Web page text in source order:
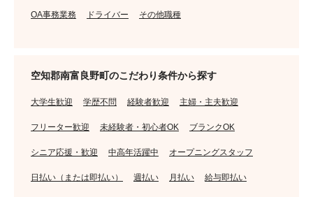
OA事務業務 ドライバー その他職種
空知郡南富良野町のこだわり条件から探す
大学生歓迎 学歴不問 経験者歓迎 主婦・主夫歓迎
フリーター歓迎 未経験者・初心者OK ブランクOK
シニア応援・歓迎 中高年活躍中 オープニングスタッフ
日払い（または即払い） 週払い 月払い 給与即払い